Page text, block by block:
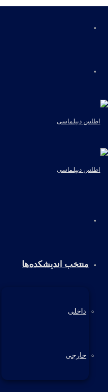
منتخب اندیشکده‌ها
داخلی
خارجی